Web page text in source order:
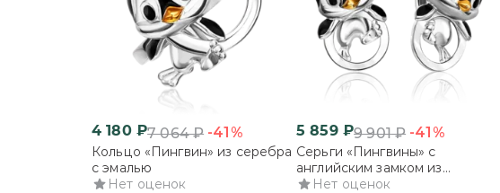
4 180₽7 064₽ -41%
Кольцо «Пингвин» из серебра
с эмалью
Нет оценок
5 859₽9 901₽ -41%
Серьги «Пингвины» с
английским замком из
серебра с эмалью
Нет оценок